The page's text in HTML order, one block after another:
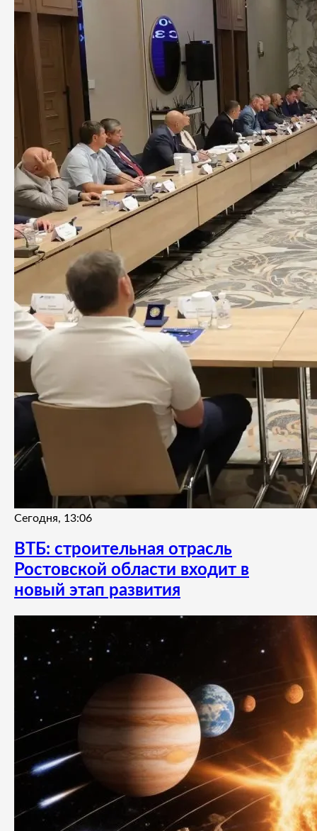
Сегодня, 13:06
ВТБ: строительная отрасль
Ростовской области входит в
новый этап развития